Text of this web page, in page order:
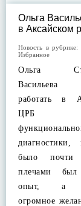
Ольга
в Аксайском
Новость в рубрике:
Избранное
Ольга
Васильева
работать в
ЦРБ
диагностики,
было
плечами был
опыт, а
огромное